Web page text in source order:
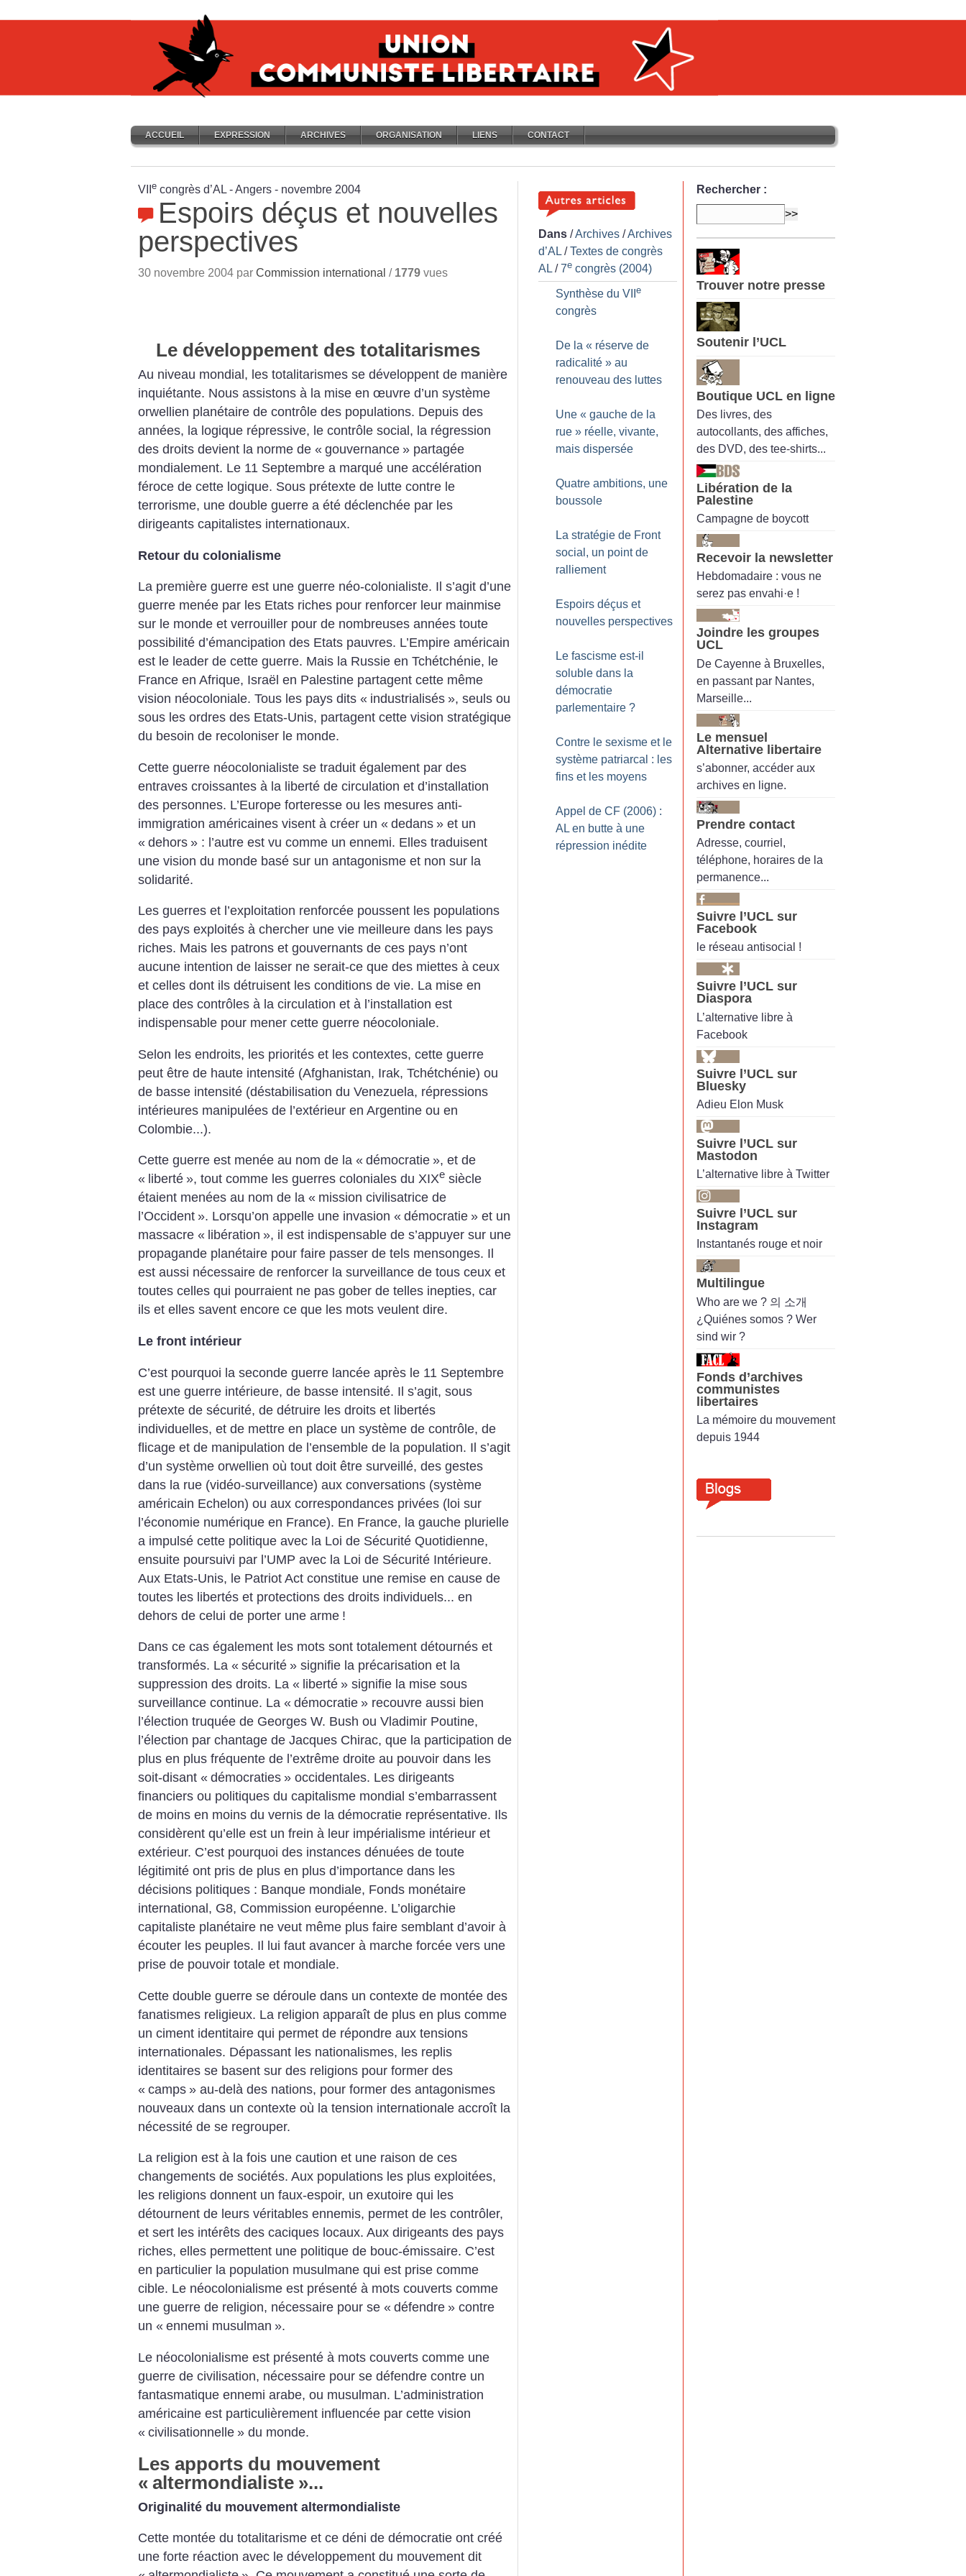
ACCUEIL EXPRESSION ARCHIVES ORGANISATION LIENS CONTACT
VII e congrès d’AL - Angers - novembre 2004
Espoirs déçus et nouvelles
perspectives
30 novembre 2004 par Commission international / 1779 vues
Le développement des totalitarismes
Au niveau mondial, les totalitarismes se développent de manière
inquiétante. Nous assistons à la mise en œuvre d’un système
orwellien planétaire de contrôle des populations. Depuis des
années, la logique répressive, le contrôle social, la régression
des droits devient la norme de « gouvernance » partagée
mondialement. Le 11 Septembre a marqué une accélération
féroce de cette logique. Sous prétexte de lutte contre le
terrorisme, une double guerre a été déclenchée par les
dirigeants capitalistes internationaux.
Retour du colonialisme
La première guerre est une guerre néo-colonialiste. Il s’agit d’une
guerre menée par les Etats riches pour renforcer leur mainmise
sur le monde et verrouiller pour de nombreuses années toute
possibilité d’émancipation des Etats pauvres. L’Empire américain
est le leader de cette guerre. Mais la Russie en Tchétchénie, le
France en Afrique, Israël en Palestine partagent cette même
vision néocoloniale. Tous les pays dits « industrialisés », seuls ou
sous les ordres des Etats-Unis, partagent cette vision stratégique
du besoin de recoloniser le monde.
Cette guerre néocolonialiste se traduit également par des
entraves croissantes à la liberté de circulation et d’installation
des personnes. L’Europe forteresse ou les mesures anti-
immigration américaines visent à créer un « dedans » et un
« dehors » : l’autre est vu comme un ennemi. Elles traduisent
une vision du monde basé sur un antagonisme et non sur la
solidarité.
Les guerres et l’exploitation renforcée poussent les populations
des pays exploités à chercher une vie meilleure dans les pays
riches. Mais les patrons et gouvernants de ces pays n’ont
aucune intention de laisser ne serait-ce que des miettes à ceux
et celles dont ils détruisent les conditions de vie. La mise en
place des contrôles à la circulation et à l’installation est
indispensable pour mener cette guerre néocoloniale.
Selon les endroits, les priorités et les contextes, cette guerre
peut être de haute intensité (Afghanistan, Irak, Tchétchénie) ou
de basse intensité (déstabilisation du Venezuela, répressions
intérieures manipulées de l’extérieur en Argentine ou en
Colombie...).
Cette guerre est menée au nom de la « démocratie », et de
« liberté », tout comme les guerres coloniales du XIXe siècle
étaient menées au nom de la « mission civilisatrice de
l’Occident ». Lorsqu’on appelle une invasion « démocratie » et un
massacre « libération », il est indispensable de s’appuyer sur une
propagande planétaire pour faire passer de tels mensonges. Il
est aussi nécessaire de renforcer la surveillance de tous ceux et
toutes celles qui pourraient ne pas gober de telles inepties, car
ils et elles savent encore ce que les mots veulent dire.
Le front intérieur
C’est pourquoi la seconde guerre lancée après le 11 Septembre
est une guerre intérieure, de basse intensité. Il s’agit, sous
prétexte de sécurité, de détruire les droits et libertés
individuelles, et de mettre en place un système de contrôle, de
flicage et de manipulation de l’ensemble de la population. Il s’agit
d’un système orwellien où tout doit être surveillé, des gestes
dans la rue (vidéo-surveillance) aux conversations (système
américain Echelon) ou aux correspondances privées (loi sur
l’économie numérique en France). En France, la gauche plurielle
a impulsé cette politique avec la Loi de Sécurité Quotidienne,
ensuite poursuivi par l’UMP avec la Loi de Sécurité Intérieure.
Aux Etats-Unis, le Patriot Act constitue une remise en cause de
toutes les libertés et protections des droits individuels... en
dehors de celui de porter une arme !
Dans ce cas également les mots sont totalement détournés et
transformés. La « sécurité » signifie la précarisation et la
suppression des droits. La « liberté » signifie la mise sous
surveillance continue. La « démocratie » recouvre aussi bien
l’élection truquée de Georges W. Bush ou Vladimir Poutine,
l’élection par chantage de Jacques Chirac, que la participation de
plus en plus fréquente de l’extrême droite au pouvoir dans les
soit-disant « démocraties » occidentales. Les dirigeants
financiers ou politiques du capitalisme mondial s’embarrassent
de moins en moins du vernis de la démocratie représentative. Ils
considèrent qu’elle est un frein à leur impérialisme intérieur et
extérieur. C’est pourquoi des instances dénuées de toute
légitimité ont pris de plus en plus d’importance dans les
décisions politiques : Banque mondiale, Fonds monétaire
international, G8, Commission européenne. L’oligarchie
capitaliste planétaire ne veut même plus faire semblant d’avoir à
écouter les peuples. Il lui faut avancer à marche forcée vers une
prise de pouvoir totale et mondiale.
Cette double guerre se déroule dans un contexte de montée des
fanatismes religieux. La religion apparaît de plus en plus comme
un ciment identitaire qui permet de répondre aux tensions
internationales. Dépassant les nationalismes, les replis
identitaires se basent sur des religions pour former des
« camps » au-delà des nations, pour former des antagonismes
nouveaux dans un contexte où la tension internationale accroît la
nécessité de se regrouper.
La religion est à la fois une caution et une raison de ces
changements de sociétés. Aux populations les plus exploitées,
les religions donnent un faux-espoir, un exutoire qui les
détournent de leurs véritables ennemis, permet de les contrôler,
et sert les intérêts des caciques locaux. Aux dirigeants des pays
riches, elles permettent une politique de bouc-émissaire. C’est
en particulier la population musulmane qui est prise comme
cible. Le néocolonialisme est présenté à mots couverts comme
une guerre de religion, nécessaire pour se « défendre » contre
un « ennemi musulman ».
Le néocolonialisme est présenté à mots couverts comme une
guerre de civilisation, nécessaire pour se défendre contre un
fantasmatique ennemi arabe, ou musulman. L’administration
américaine est particulièrement influencée par cette vision
« civilisationnelle » du monde.
Les apports du mouvement
« altermondialiste »...
Originalité du mouvement altermondialiste
Cette montée du totalitarisme et ce déni de démocratie ont créé
une forte réaction avec le développement du mouvement dit
Dans /Archives /Archives
d’AL /Textes de congrès
AL /7e congrès (2004)
Synthèse du VII e
congrès
De la « réserve de
radicalité » au
renouveau des luttes
Une « gauche de la
rue » réelle, vivante,
mais dispersée
Quatre ambitions, une
boussole
La stratégie de Front
social, un point de
ralliement
Espoirs déçus et
nouvelles perspectives
Le fascisme est-il
soluble dans la
démocratie
parlementaire ?
Contre le sexisme et le
système patriarcal : les
fins et les moyens
Appel de CF (2006) :
AL en butte à une
répression inédite
Rechercher :
Trouver notre presse
Soutenir l’UCL
Boutique UCL en ligne
Des livres, des
autocollants, des affiches,
des DVD, des tee-shirts...
Libération de la
Palestine
Campagne de boycott
Recevoir la newsletter
Hebdomadaire : vous ne
serez pas envahi·e !
Joindre les groupes
UCL
De Cayenne à Bruxelles,
en passant par Nantes,
Marseille...
Le mensuel
Alternative libertaire
s’abonner, accéder aux
archives en ligne.
Prendre contact
Adresse, courriel,
téléphone, horaires de la
permanence...
Suivre l’UCL sur
Facebook
le réseau antisocial !
Suivre l’UCL sur
Diaspora
L’alternative libre à
Facebook
Suivre l’UCL sur
Bluesky
Adieu Elon Musk
Suivre l’UCL sur
Mastodon
L’alternative libre à Twitter
Suivre l’UCL sur
Instagram
Instantanés rouge et noir
Multilingue
Who are we ? 의 소개
¿Quiénes somos ? Wer
sind wir ?
Fonds d’archives
communistes
libertaires
La mémoire du mouvement
depuis 1944